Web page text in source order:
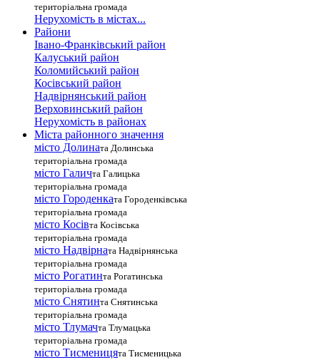
територіальна громада
Нерухомість в містах...
Райони
Івано-Франківський район
Калуський район
Коломийський район
Косівський район
Надвірнянський район
Верховинський район
Нерухомість в районах
Міста районного значення
місто Долината Долинська
територіальна громада
місто Галичта Галицька
територіальна громада
місто Городенката Городенківська
територіальна громада
місто Косівта Косівська
територіальна громада
місто Надвірната Надвірнянська
територіальна громада
місто Рогатинта Рогатинська
територіальна громада
місто Снятинта Снятинська
територіальна громада
місто Тлумачта Тлумацька
територіальна громада
місто Тисменицята Тисменицька